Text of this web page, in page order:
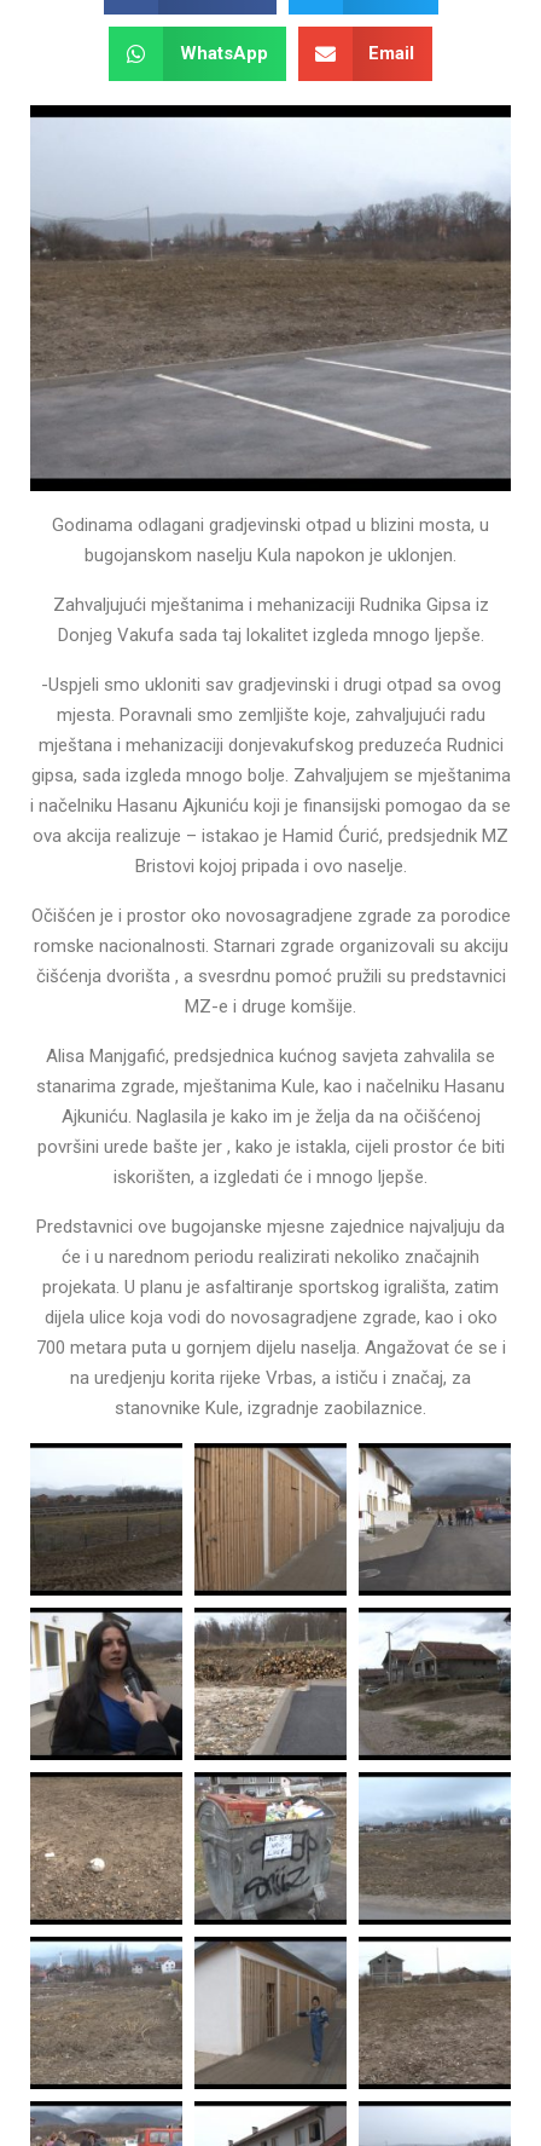
WhatsApp Email
Godinama odlagani gradjevinski otpad u blizini mosta, u
bugojanskom naselju Kula napokon je uklonjen.
Zahvaljujući mještanima i mehanizaciji Rudnika Gipsa iz
Donjeg Vakufa sada taj lokalitet izgleda mnogo ljepše.
-Uspjeli smo ukloniti sav gradjevinski i drugi otpad sa ovog
mjesta. Poravnali smo zemljište koje, zahvaljujući radu
mještana i mehanizaciji donjevakufskog preduzeća Rudnici
gipsa, sada izgleda mnogo bolje. Zahvaljujem se mještanima
i načelniku Hasanu Ajkuniću koji je finansijski pomogao da se
ova akcija realizuje – istakao je Hamid Ćurić, predsjednik MZ
Bristovi kojoj pripada i ovo naselje.
Očišćen je i prostor oko novosagradjene zgrade za porodice
romske nacionalnosti. Starnari zgrade organizovali su akciju
čišćenja dvorišta , a svesrdnu pomoć pružili su predstavnici
MZ-e i druge komšije.
Alisa Manjgafić, predsjednica kućnog savjeta zahvalila se
stanarima zgrade, mještanima Kule, kao i načelniku Hasanu
Ajkuniću. Naglasila je kako im je želja da na očišćenoj
površini urede bašte jer , kako je istakla, cijeli prostor će biti
iskorišten, a izgledati će i mnogo ljepše.
Predstavnici ove bugojanske mjesne zajednice najvaljuju da
će i u narednom periodu realizirati nekoliko značajnih
projekata. U planu je asfaltiranje sportskog igrališta, zatim
dijela ulice koja vodi do novosagradjene zgrade, kao i oko
700 metara puta u gornjem dijelu naselja. Angažovat će se i
na uredjenju korita rijeke Vrbas, a ističu i značaj, za
stanovnike Kule, izgradnje zaobilaznice.